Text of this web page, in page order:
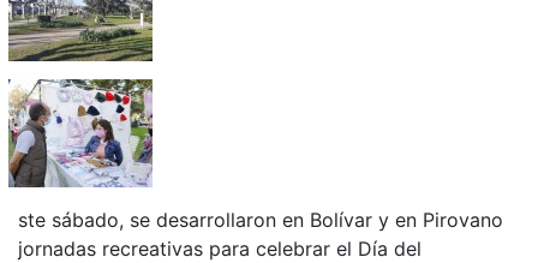
ste sábado, se desarrollaron en Bolívar y en Pirovano
jornadas recreativas para celebrar el Día del